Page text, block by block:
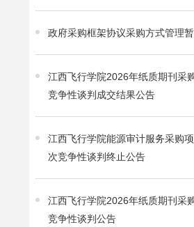
政府采购框架协议采购方式管理
江西飞行学院2026年纸质期刊采
竞争性谈判成交结果公告
江西飞行学院能源审计服务采购
次竞争性谈判终止公告
江西飞行学院2026年纸质期刊采
竞争性谈判公告